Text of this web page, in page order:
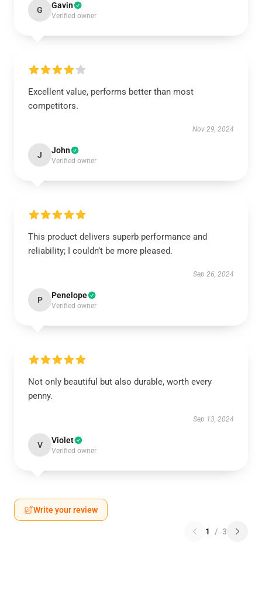
G Gavin
Verified owner
Excellent value, performs better than most
competitors.
Nov 29, 2024
J John
Verified owner
This product delivers superb performance and
reliability; I couldn’t be more pleased.
Sep 26, 2024
P Penelope
Verified owner
Not only beautiful but also durable, worth every
penny.
Sep 13, 2024
V Violet
Verified owner
Write your review
1 / 3